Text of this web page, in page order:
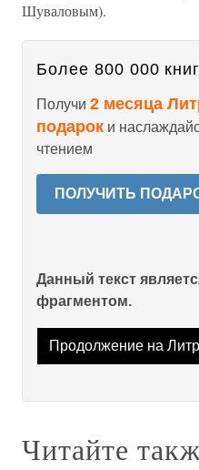
Шуваловым).
Более 800 000
Получи 2 месяца
подарок и
чтением
ПОЛУЧИТЬ
Данный текст
фрагментом.
Продолжение на
Читайте